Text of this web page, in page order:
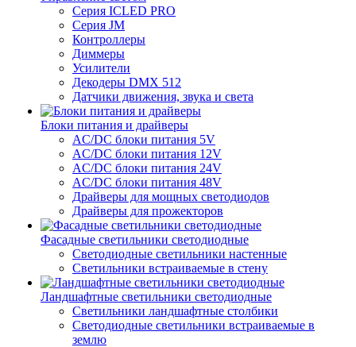
Серия ICLED PRO
Серия JM
Контроллеры
Диммеры
Усилители
Декодеры DMX 512
Датчики движения, звука и света
Блоки питания и драйверы
AC/DC блоки питания 5V
AC/DC блоки питания 12V
AC/DC блоки питания 24V
AC/DC блоки питания 48V
Драйверы для мощных светодиодов
Драйверы для прожекторов
Фасадные светильники светодиодные
Светодиодные светильники настенные
Светильники встраиваемые в стену
Ландшафтные светильники светодиодные
Светильники ландшафтные столбики
Светодиодные светильники встраиваемые в
землю